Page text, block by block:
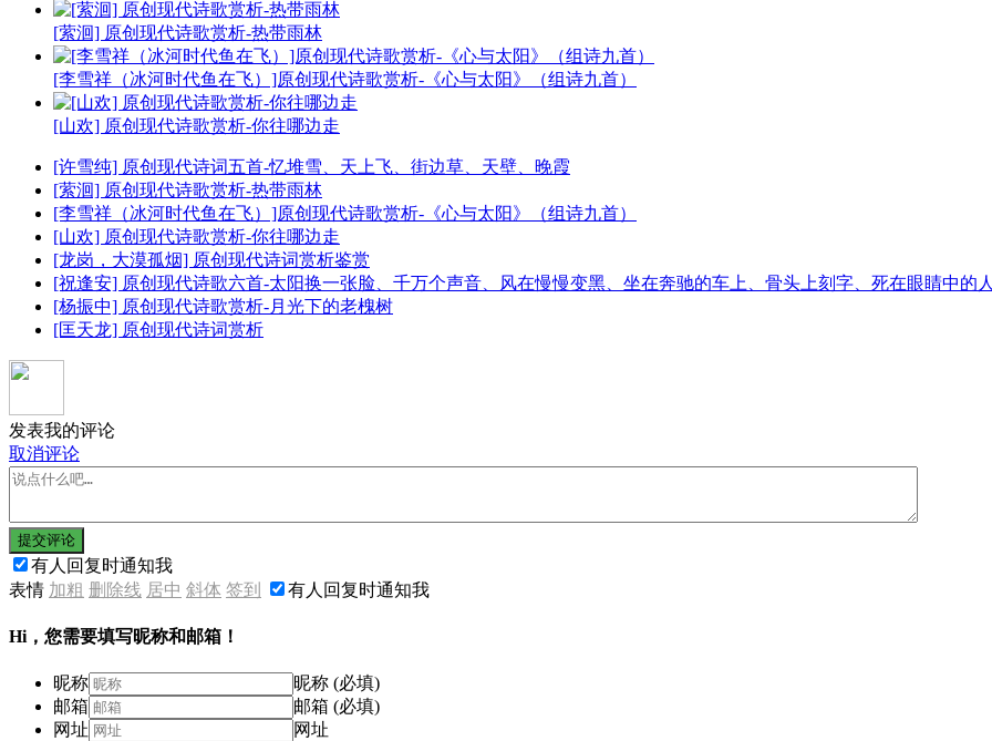
[萦洄] 原创现代诗歌赏析-热带雨林
[李雪祥（冰河时代鱼在飞）]原创现代诗歌赏析-《心与太阳》（组诗九首）
[山欢] 原创现代诗歌赏析-你往哪边走
[许雪纯] 原创现代诗词五首-忆堆雪、天上飞、街边草、天壁、晚霞
[萦洄] 原创现代诗歌赏析-热带雨林
[李雪祥（冰河时代鱼在飞）]原创现代诗歌赏析-《心与太阳》（组诗九首）
[山欢] 原创现代诗歌赏析-你往哪边走
[龙岗，大漠孤烟] 原创现代诗词赏析鉴赏
[祝逢安] 原创现代诗歌六首-太阳换一张脸、千万个声音、风在慢慢变黑、坐在奔驰的车上、骨头上刻字、死在眼睛中的人
[杨振中] 原创现代诗歌赏析-月光下的老槐树
[匡天龙] 原创现代诗词赏析
发表我的评论
取消评论
提交评论
有人回复时通知我
表情 加粗 删除线 居中 斜体 签到 有人回复时通知我
Hi，您需要填写昵称和邮箱！
昵称
昵称 (必填)
邮箱
邮箱 (必填)
网址
网址